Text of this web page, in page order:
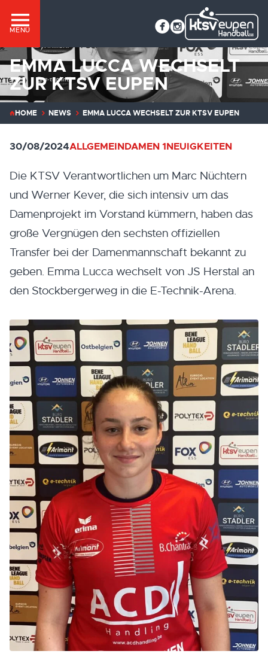
MENÜ
EMMA LUCCA WECHSELT
ZUR KTSV EUPEN
HOME NEWS EMMA LUCCA WECHSELT ZUR KTSV EUPEN
30/08/2024ALLGEMEINDAMEN 1NEUIGKEITEN
Die KTSV Verantwortlichen um Marc Nüchtern
und Werner Kever, die sich intensiv um das
Damenprojekt im Vorstand kümmern, haben das
große Vergnügen den sechsten offiziellen
Transfer bei der Damenmannschaft bekannt zu
geben. Emma Lucca wechselt von JS Herstal an
den Stockbergerweg in die E-Technik-Arena.